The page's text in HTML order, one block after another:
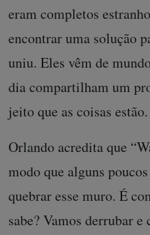
eram completos
encontrar uma solução
uniu. Eles vêm de
dia compartilham um
jeito que as coisas estão.
Orlando acredita que
modo que alguns
quebrar esse muro. É
sabe? Vamos derrubar